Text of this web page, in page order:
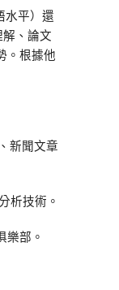
水平）還
、論文
。根據他
新聞文章
析技術。
樂部。